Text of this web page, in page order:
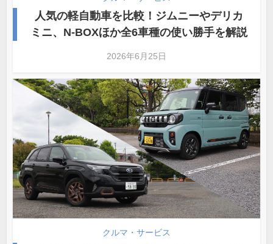
人気の軽自動車を比較！ジムニーやデリカ
ミニ、N-BOXほか全6車種の使い勝手を解説
2026年6月25日
クルマ・サービス